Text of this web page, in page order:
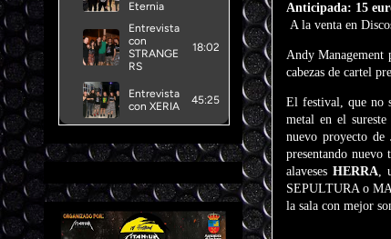
Anticipada: 15
A la venta en
Andy Management
cabezas de cartel
El festival, que no
metal en el
nuevo proyecto
presentando nuevo
alavesesHERRA,
SEPULTURA o
la sala con mejor